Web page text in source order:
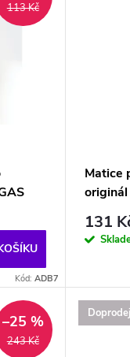
113 Kč
Kód: ADB7
Matice
131
243 Kč
–25 % Doprodej